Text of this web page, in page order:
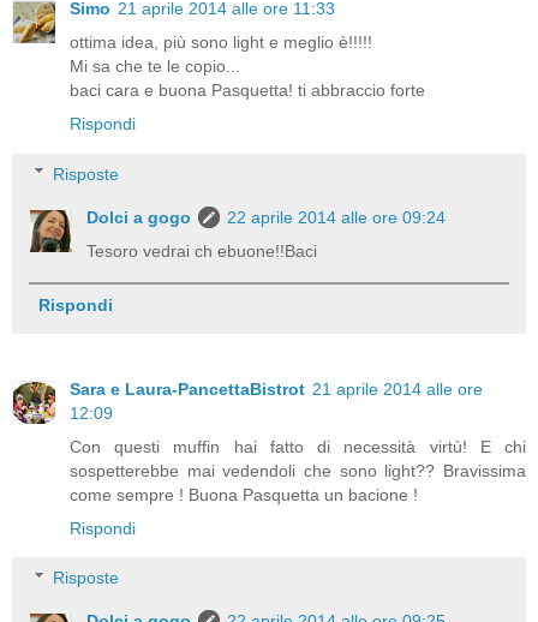
Simo 21 aprile 2014 alle ore 11:33
ottima idea, più sono light e meglio è!!!!!
Mi sa che te le copio...
baci cara e buona Pasquetta! ti abbraccio forte
Rispondi
Risposte
Dolci a gogo
22 aprile 2014 alle ore 09:24
Tesoro vedrai ch ebuone!!Baci
Rispondi
Sara e Laura-PancettaBistrot 21 aprile 2014 alle ore
12:09
Con questi muffin hai fatto di necessità virtù! E chi
sospetterebbe mai vedendoli che sono light?? Bravissima
come sempre ! Buona Pasquetta un bacione !
Rispondi
Risposte